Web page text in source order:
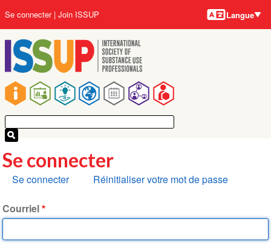
au
contenu
principal
Main
navigation
User
account
menu
Se connecter Join ISSUP Langues
Langue
Se connecter
Onglets
Se connecter Réinitialiser votre mot de passe
Courriel